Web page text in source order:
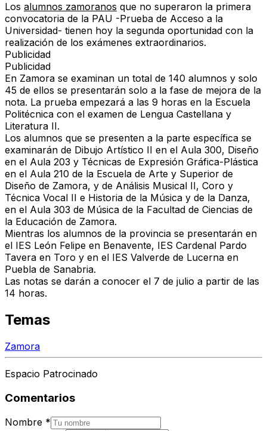
Los alumnos zamoranos que no superaron la primera
convocatoria de la PAU -Prueba de Acceso a la
Universidad- tienen hoy la segunda oportunidad con la
realización de los exámenes extraordinarios.
Publicidad
Publicidad
En Zamora se examinan un total de 140 alumnos y solo
45 de ellos se presentarán solo a la fase de mejora de la
nota. La prueba empezará a las 9 horas en la Escuela
Politécnica con el examen de Lengua Castellana y
Literatura II.
Los alumnos que se presenten a la parte específica se
examinarán de Dibujo Artístico II en el Aula 300, Diseño
en el Aula 203 y Técnicas de Expresión Gráfica-Plástica
en el Aula 210 de la Escuela de Arte y Superior de
Diseño de Zamora, y de Análisis Musical II, Coro y
Técnica Vocal II e Historia de la Música y de la Danza,
en el Aula 303 de Música de la Facultad de Ciencias de
la Educación de Zamora.
Mientras los alumnos de la provincia se presentarán en
el IES León Felipe en Benavente, IES Cardenal Pardo
Tavera en Toro y en el IES Valverde de Lucerna en
Puebla de Sanabria.
Las notas se darán a conocer el 7 de julio a partir de las
14 horas.
Temas
Zamora
Espacio Patrocinado
Comentarios
Nombre *